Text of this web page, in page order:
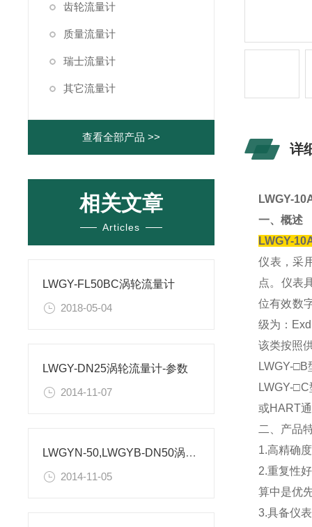
齿轮流量计
质量流量计
瑞士流量计
其它流量计
查看全部产品 >>
相关文章
Articles
LWGY-FL50BC涡轮流量计
2018-05-04
LWGY-DN25涡轮流量计-参数
2014-11-07
LWGYN-50,LWGYB-DN50涡轮流量计-技术参数
2014-11-05
详
LWGY-
一、概述
LWGY-
仪表，采
点。仪表
位有效数
级为：
该类按照
LWGY-
LWGY-
或HART
二、产品
1.高精确
2.重复性
算中是优
3.具备仪